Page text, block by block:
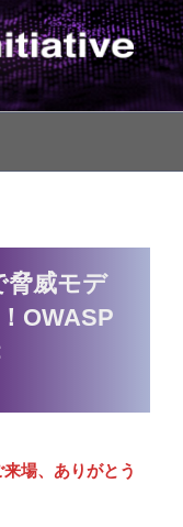
ニシアティ
、ペネトレーションテスト
脅威モデ
OWASP
場、ありがとう